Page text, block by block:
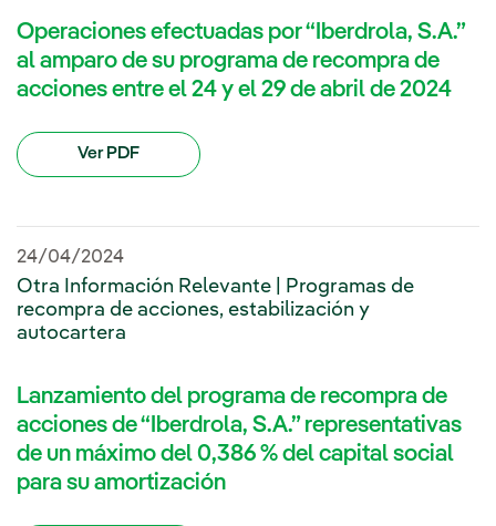
Operaciones efectuadas por “Iberdrola, S.A.”
al amparo de su programa de recompra de
acciones entre el 24 y el 29 de abril de 2024
Ver PDF
24/04/2024
Otra Información Relevante | Programas de
recompra de acciones, estabilización y
autocartera
Lanzamiento del programa de recompra de
acciones de “Iberdrola, S.A.” representativas
de un máximo del 0,386 % del capital social
para su amortización